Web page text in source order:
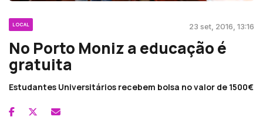
LOCAL 23 set, 2016, 13:16
No Porto Moniz a educação é
gratuita
Estudantes Universitários recebem bolsa no valor de 1500€